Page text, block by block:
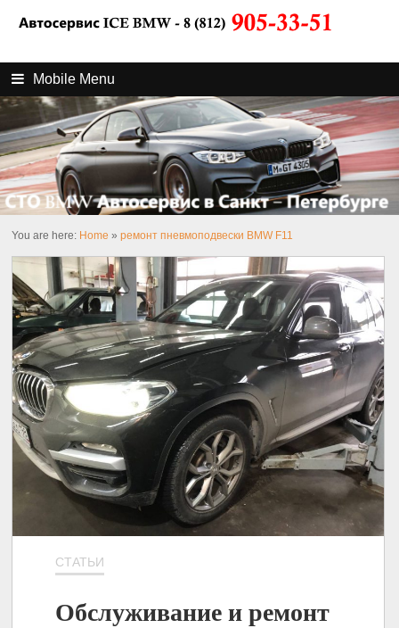
Mobile Menu
You are here: Home »ремонт пневмоподвески BMW F11
СТАТЬИ
Обслуживание и ремонт